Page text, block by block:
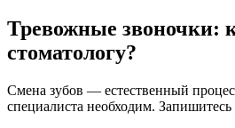
Тревожные звоночки:
стоматологу?
Смена зубов — естественный
специалиста необходим.